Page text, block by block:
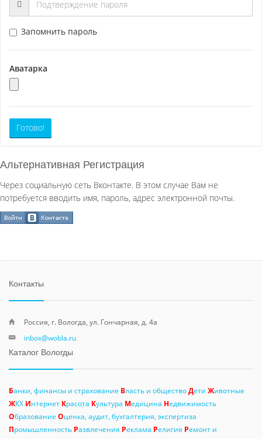
Запомнить пароль
Аватарка
Готово!
Альтернативная Регистрация
Через социальную сеть Вконтакте. В этом случае Вам не
потребуется вводить имя, пароль, адрес электронной почты.
Контакты
Россия, г. Вологда, ул. Гончарная, д. 4а
inbox@wobla.ru
Каталог Вологды
Банки, финансы и страхование Власть и обществоДети Животные
ЖКХ Интернет Красота Культура Медицина Недвижимость
Образование Оценка, аудит, бухгалтерия, экспертиза
Промышленность Развлечения Реклама Религия Ремонт и